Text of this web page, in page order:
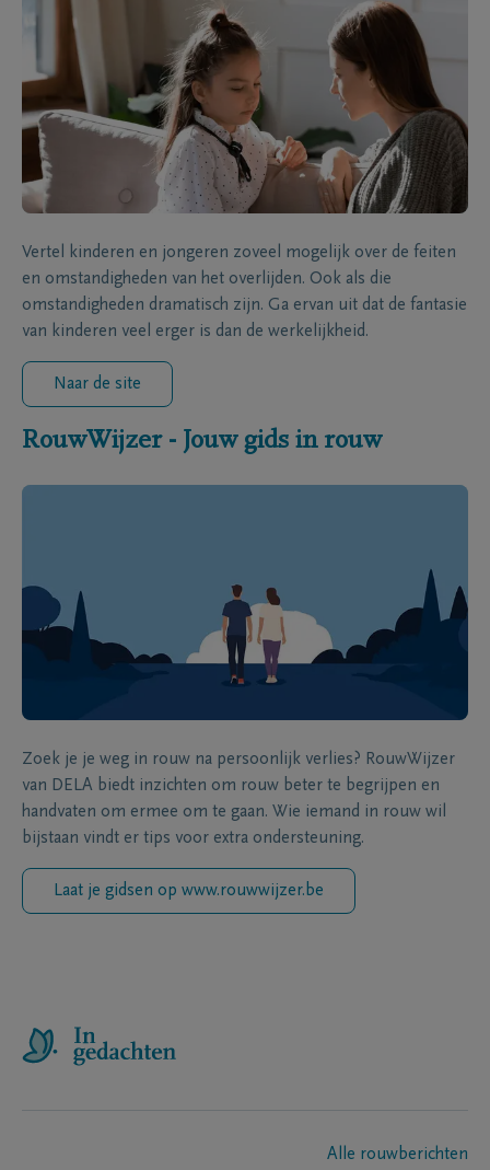
Vertel kinderen en jongeren zoveel mogelijk over de feiten
en omstandigheden van het overlijden. Ook als die
omstandigheden dramatisch zijn. Ga ervan uit dat de fantasie
van kinderen veel erger is dan de werkelijkheid.
Naar de site
RouwWijzer - Jouw gids in rouw
Zoek je je weg in rouw na persoonlijk verlies? RouwWijzer
van DELA biedt inzichten om rouw beter te begrijpen en
handvaten om ermee om te gaan. Wie iemand in rouw wil
bijstaan vindt er tips voor extra ondersteuning.
Laat je gidsen op www.rouwwijzer.be
Alle rouwberichten